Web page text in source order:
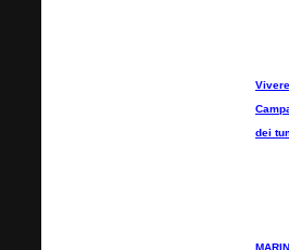
dei